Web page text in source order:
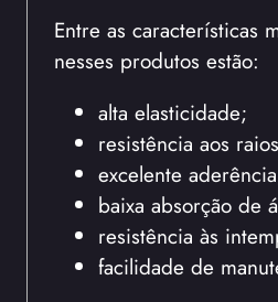
Entre as características
nesses produtos estão:
alta elasticidade;
resistência aos
excelente
baixa absorção de
resistência às
facilidade de